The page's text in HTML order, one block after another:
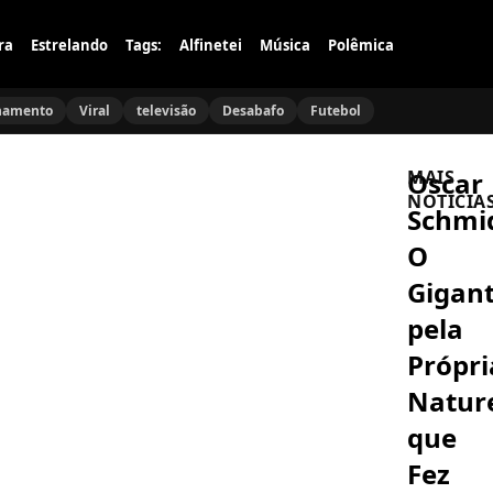
Estrelando Tags: Alfinetei Música Polêmica
Viral televisão Desabafo Futebol
Oscar
O
pela
que
Fez
MAIS
FAMOSOS
Netinho
sofre
acidente
enquanto
luta
contra
câncer
raro
FAMOSOS
Paula
detona
Ratinho
após
FAMOSOS
Bruna